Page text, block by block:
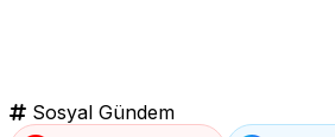
Sosyal Gündem